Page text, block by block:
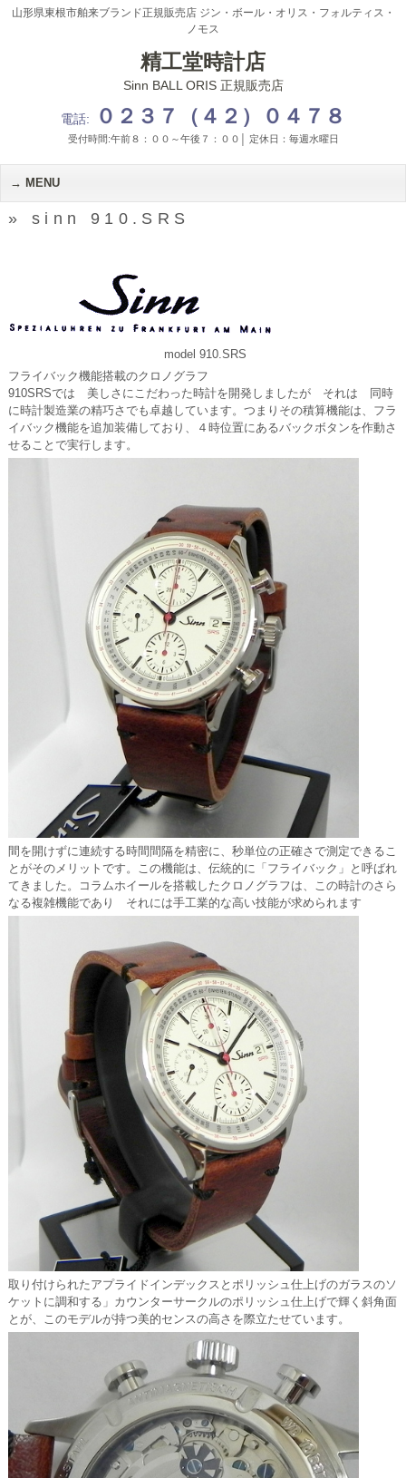
山形県東根市舶来ブランド正規販売店 ジン・ボール・オリス・フォルティス・
ノモス
精工堂時計店
Sinn BALL ORIS 正規販売店
電話: ０２３７（４２）０４７８
受付時間:午前８：００～午後７：００│ 定休日：毎週水曜日
MENU
» sinn 910.SRS
model 910.SRS
フライバック機能搭載のクロノグラフ
910SRSでは 美しさにこだわった時計を開発しましたが それは 同時
に時計製造業の精巧さでも卓越しています。つまりその積算機能は、フラ
イバック機能を追加装備しており、４時位置にあるバックボタンを作動さ
せることで実行します。
間を開けずに連続する時間間隔を精密に、秒単位の正確さで測定できるこ
とがそのメリットです。この機能は、伝統的に「フライバック」と呼ばれ
てきました。コラムホイールを搭載したクロノグラフは、この時計のさら
なる複雑機能であり それには手工業的な高い技能が求められます
取り付けられたアプライドインデックスとポリッシュ仕上げのガラスのソ
ケットに調和する」カウンターサークルのポリッシュ仕上げで輝く斜角面
とが、このモデルが持つ美的センスの高さを際立たせています。